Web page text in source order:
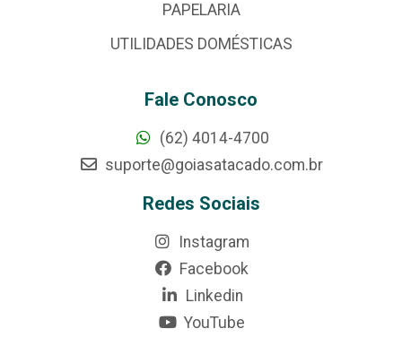
PAPELARIA
UTILIDADES DOMÉSTICAS
Fale Conosco
(62) 4014-4700
suporte@goiasatacado.com.br
Redes Sociais
Instagram
Facebook
Linkedin
YouTube